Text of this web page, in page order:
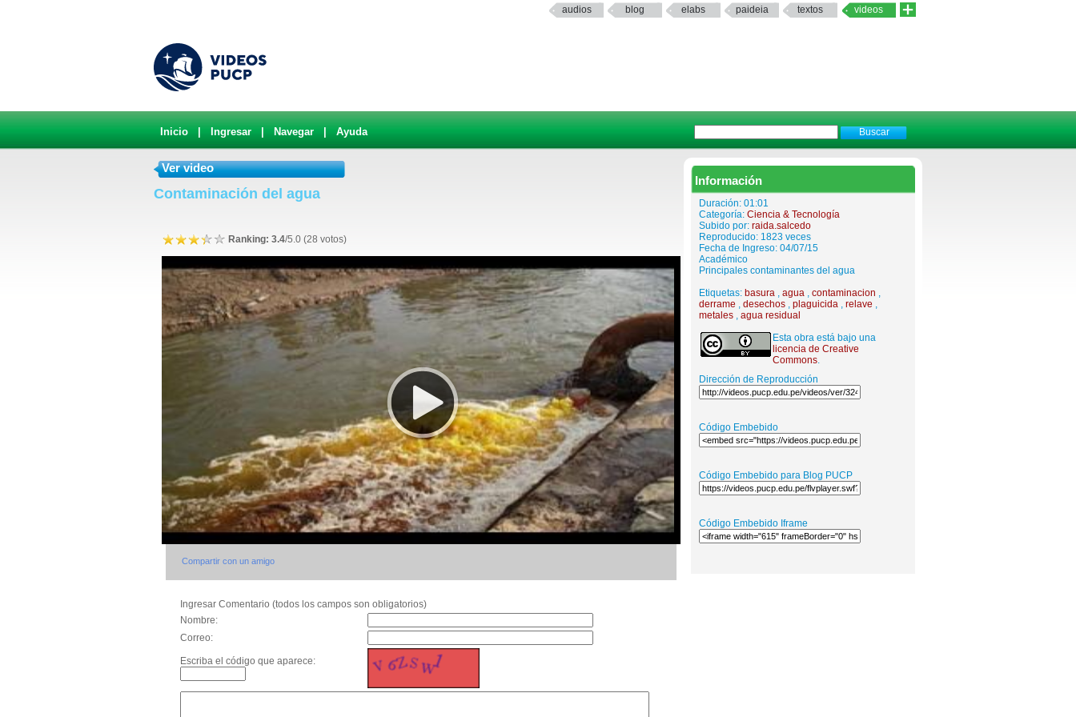
audios blog elabs paideia textos videos
Inicio Ingresar Navegar Ayuda
Información
Duración: 01:01
Categoría: Ciencia & Tecnología
Subido por: raida.salcedo
Reproducido: 1823 veces
Fecha de Ingreso: 04/07/15
Académico
Principales contaminantes del agua
Etiquetas: basura , agua , contaminacion ,
derrame , desechos , plaguicida , relave ,
metales , agua residual
Esta obra está bajo una
licencia de Creative
Commons.
Dirección de Reproducción
Código Embebido
Código Embebido para Blog PUCP
Código Embebido Iframe
Ver video
Contaminación del agua
Ranking: 3.4/5.0 (28 votos)
Compartir con un amigo
Ingresar Comentario (todos los campos son obligatorios)
Nombre:
Correo:
Escriba el código que aparece: